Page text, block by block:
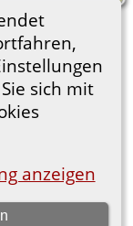
sich mit
anzeigen
3530
3531
3538
...
Sitebuildingv. 15.0.1,
2026.